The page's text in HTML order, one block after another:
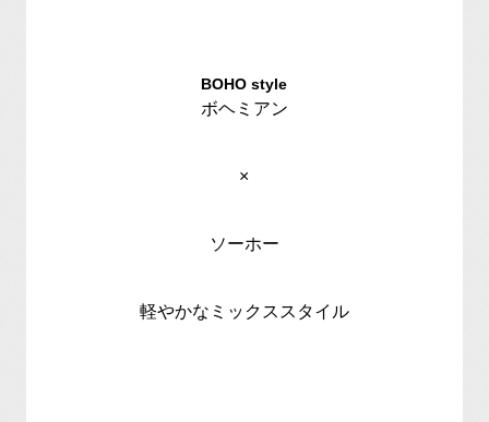
BOHO style
ボヘミアン
×
ソーホー
軽やかなミックススタイル